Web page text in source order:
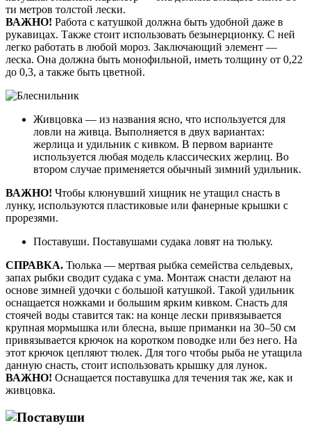
ти метров толстой лески.
ВАЖНО! Работа с катушкой должна быть удобной даже в
рукавицах. Также стоит использовать безынерционку. С ней
легко работать в любой мороз. Заключающий элемент —
леска. Она должна быть монофильной, иметь толщину от 0,22
до 0,3, а также быть цветной.
Живцовка — из названия ясно, что используется для
ловли на живца. Выполняется в двух вариантах:
жерлица и удильник с кивком. В первом варианте
используется любая модель классических жерлиц. Во
втором случае применяется обычный зимний удильник.
ВАЖНО! Чтобы клюнувший хищник не утащил снасть в
лунку, используются пластиковые или фанерные крышки с
прорезями.
Поставуши. Поставушами судака ловят на тюльку.
СПРАВКА. Тюлька — мертвая рыбка семейства сельдевых,
запах рыбки сводит судака с ума. Монтаж снасти делают на
основе зимней удочки с большой катушкой. Такой удильник
оснащается ножками и большим ярким кивком. Снасть для
стоячей воды ставится так: на конце лески привязывается
крупная мормышка или блесна, выше приманки на 30–50 см
привязывается крючок на коротком поводке или без него. На
этот крючок цепляют тюлек. Для того чтобы рыба не утащила
данную снасть, стоит использовать крышку для лунок.
ВАЖНО! Оснащается поставушка для течения так же, как и
живцовка.